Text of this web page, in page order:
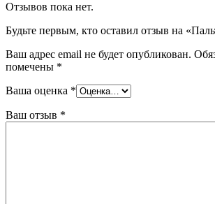
Отзывов пока нет.
Будьте первым, кто оставил отзыв на
Ваш адрес email не будет опубликован.
помечены *
Ваша оценка *
Ваш отзыв *